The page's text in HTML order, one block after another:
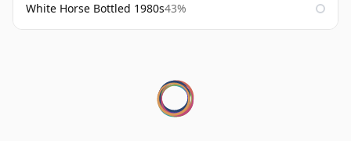
White Horse Bottled 1980s43%